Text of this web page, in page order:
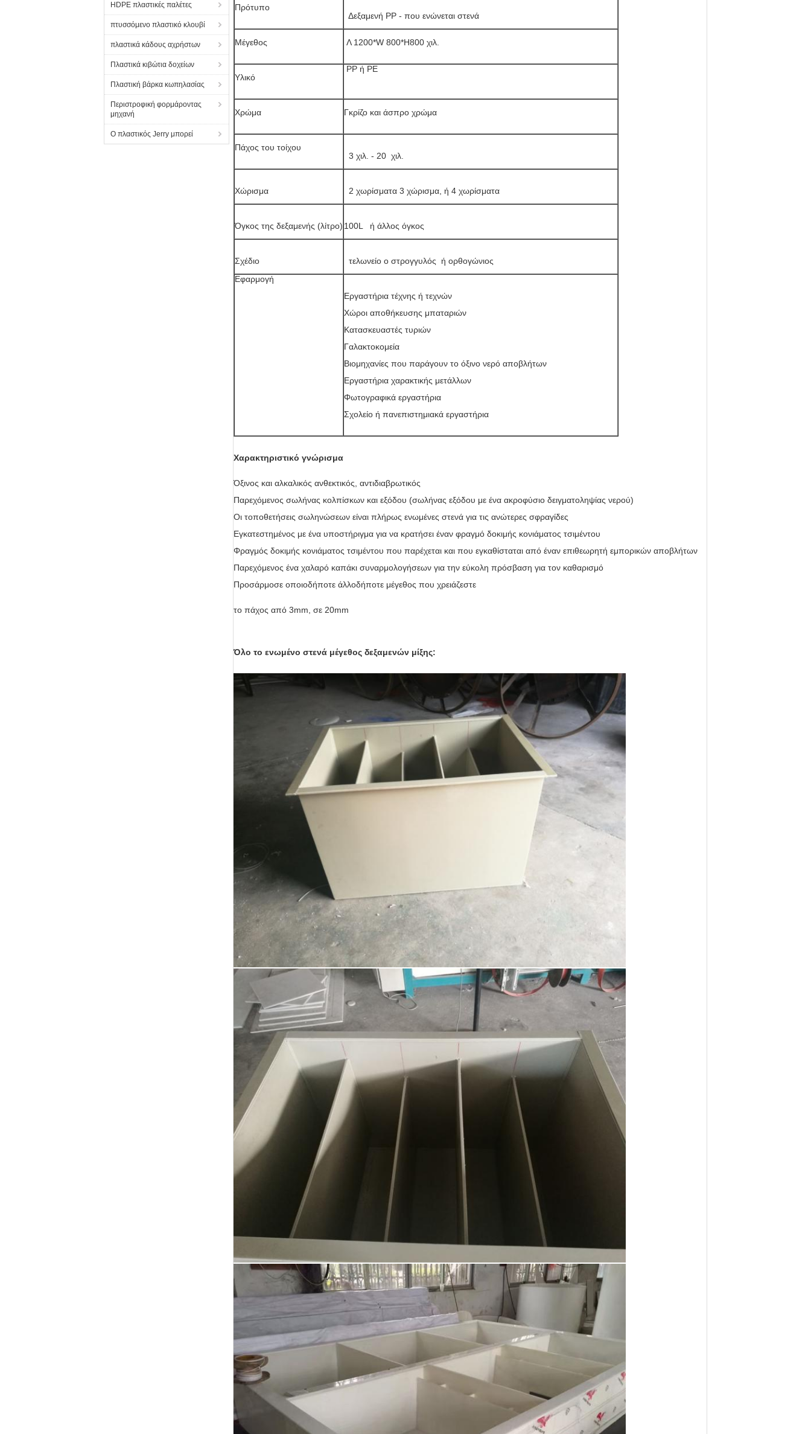
HDPE πλαστικές παλέτες
πτυσσόμενο πλαστικό κλουβί
πλαστικά κάδους αχρήστων
Πλαστικά κιβώτια δοχείων
Πλαστική βάρκα κωπηλασίας
Περιστροφική φορμάροντας
μηχανή
Ο πλαστικός Jerry μπορεί
Πρότυπο
  Δεξαμενή PP - που ενώνεται στενά
Μέγεθος Λ 1200*W 800*H800 χιλ.
Υλικό
PP ή PE
Χρώμα Γκρίζο και άσπρο χρώμα
Πάχος του τοίχου
  3 χιλ. - 20  χιλ.
Χώρισμα
  2 χωρίσματα 3 χώρισμα, ή 4 χωρίσματα
Όγκος της δεξαμενής (λίτρο)
Σχέδιο
  τελωνείο ο στρογγυλός  ή ορθογώνιος
Εφαρμογή
Εργαστήρια τέχνης ή τεχνών
Χώροι αποθήκευσης μπαταριών
Κατασκευαστές τυριών
Γαλακτοκομεία
Βιομηχανίες που παράγουν το όξινο νερό αποβλήτων
Εργαστήρια χαρακτικής μετάλλων
Φωτογραφικά εργαστήρια
Σχολείο ή πανεπιστημιακά εργαστήρια
Χαρακτηριστικό γνώρισμα
Όξινος και αλκαλικός ανθεκτικός, αντιδιαβρωτικός
Παρεχόμενος σωλήνας κολπίσκων και εξόδου (σωλήνας εξόδου με ένα ακροφύσιο δειγματοληψίας νερού)
Οι τοποθετήσεις σωληνώσεων είναι πλήρως ενωμένες στενά για τις ανώτερες σφραγίδες
Εγκατεστημένος με ένα υποστήριγμα για να κρατήσει έναν φραγμό δοκιμής κονιάματος τσιμέντου
Φραγμός δοκιμής κονιάματος τσιμέντου που παρέχεται και που εγκαθίσταται από έναν επιθεωρητή εμπορικών αποβλήτων
Παρεχόμενος ένα χαλαρό καπάκι συναρμολογήσεων για την εύκολη πρόσβαση για τον καθαρισμό
Προσάρμοσε οποιοδήποτε άλλοδήποτε μέγεθος που χρειάζεστε
το πάχος από 3mm, σε 20mm
Όλο το ενωμένο στενά μέγεθος δεξαμενών μίξης: